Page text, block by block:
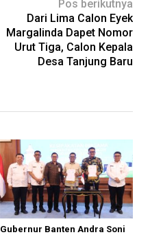
Pos berikutnya
Dari Lima Calon Eyek
Margalinda Dapet Nomor
Urut Tiga, Calon Kepala
Desa Tanjung Baru
Gubernur Banten Andra Soni